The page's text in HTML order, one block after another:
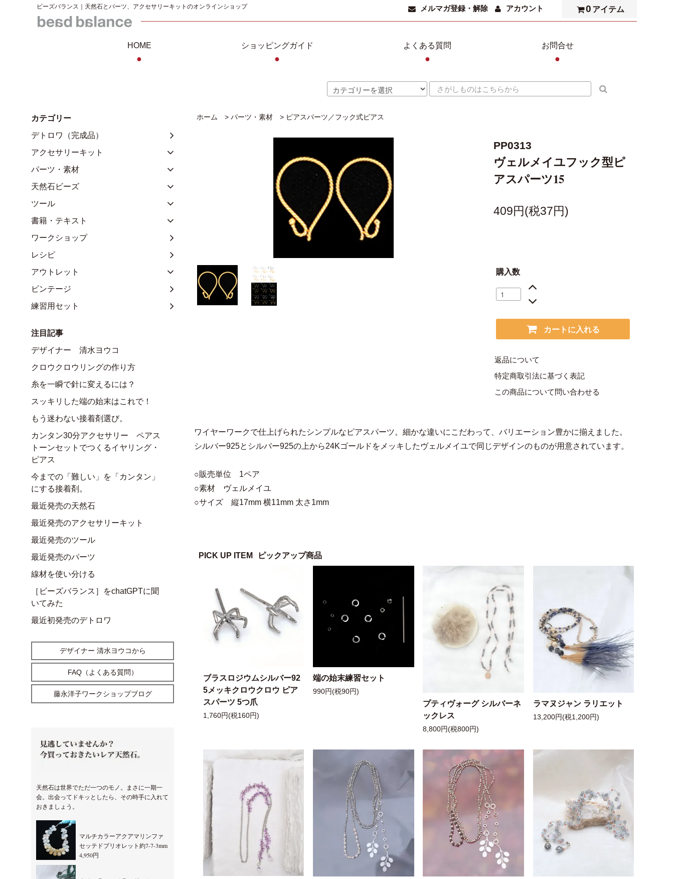
ビーズバランス｜天然石とパーツ、アクセサリーキットのオンラインショップ メルマガ登録・解除 アカウント 0 アイテム
HOME
●
ショッピングガイド
●
よくある質問
●
お問合せ
●
ホーム > パーツ・素材 > ピアスパーツ／フック式ピアス
PP0313
ヴェルメイユフック型ピ
アスパーツ15
409円(税37円)
購入数
カートに入れる
返品について
特定商取引法に基づく表記
この商品について問い合わせる
ワイヤーワークで仕上げられたシンプルなピアスパーツ。細かな違いにこだわって、バリエーション豊かに揃えました。
シルバー925とシルバー925の上から24Kゴールドをメッキしたヴェルメイユで同じデザインのものが用意されています。
○販売単位 1ペア
○素材 ヴェルメイユ
○サイズ 縦17mm 横11mm 太さ1mm
PICK UP ITEM ピックアップ商品
ブラスロジウムシルバー92
5メッキクロウクロウ ピア
スパーツ 5つ爪
1,760円(税160円)
端の始末練習セット
990円(税90円)
プティヴォーグ シルバーネ
ックレス
8,800円(税800円)
ラマヌジャン ラリエット
13,200円(税1,200円)
カテゴリー
デトロワ（完成品）
アクセサリーキット
パーツ・素材
天然石ビーズ
ツール
書籍・テキスト
ワークショップ
レシピ
アウトレット
ビンテージ
練習用セット
注目記事
デザイナー 清水ヨウコ
クロウクロウリングの作り方
糸を一瞬で針に変えるには？
スッキリした端の始末はこれで！
もう迷わない接着剤選び。
カンタン30分アクセサリー ペアス
トーンセットでつくるイヤリング・
ピアス
今までの「難しい」を「カンタン」
にする接着剤。
最近発売の天然石
最近発売のアクセサリーキット
最近発売のツール
最近発売のパーツ
線材を使い分ける
［ビーズバランス］をchatGPTに聞
いてみた
最近初発売のデトロワ
デザイナー 清水ヨウコから
FAQ（よくある質問）
藤永洋子ワークショップブログ
天然石は世界でただ一つのモノ。まさに一期一
会。出会ってドキッとしたら、その時手に入れて
おきましょう。
マルチカラーアクアマリンファ
セッテドブリオレット約7-7-3mm
4,950円